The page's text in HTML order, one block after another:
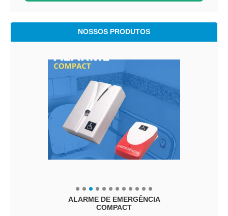
NOSSOS PRODUTOS
ALARME DE EMERGÊNCIA
COMPACT